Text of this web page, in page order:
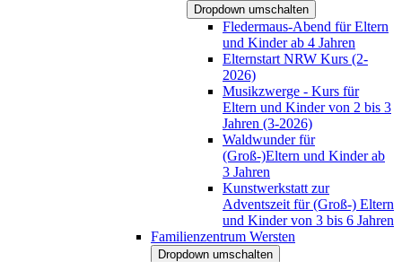
Dropdown umschalten
Fledermaus-Abend für Eltern
und Kinder ab 4 Jahren
Elternstart NRW Kurs (2-
2026)
Musikzwerge - Kurs für
Eltern und Kinder von 2 bis 3
Jahren (3-2026)
Waldwunder für
(Groß-)Eltern und Kinder ab
3 Jahren
Kunstwerkstatt zur
Adventszeit für (Groß-) Eltern
und Kinder von 3 bis 6 Jahren
Familienzentrum Wersten
Dropdown umschalten